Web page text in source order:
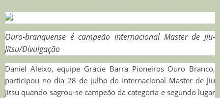
Ouro-branquense é campeão Internacional Master de Jiu-
Jitsu/Divulgação
Daniel Aleixo, equipe Gracie Barra Pioneiros Ouro Branco,
participou no dia 28 de julho do Internacional Master de Jiu
Jitsu quando sagrou-se campeão da categoria e segundo lugar